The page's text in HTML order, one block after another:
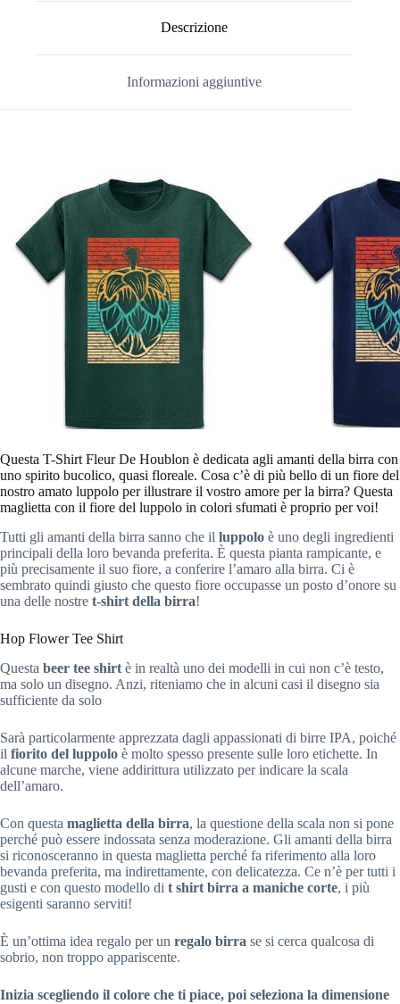
Descrizione
Informazioni aggiuntive
Questa T-Shirt Fleur De Houblon è dedicata agli amanti della birra con
uno spirito bucolico, quasi floreale. Cosa c’è di più bello di un fiore del
nostro amato luppolo per illustrare il vostro amore per la birra? Questa
maglietta con il fiore del luppolo in colori sfumati è proprio per voi!
Tutti gli amanti della birra sanno che il luppolo è uno degli ingredienti
principali della loro bevanda preferita. È questa pianta rampicante, e
più precisamente il suo fiore, a conferire l’amaro alla birra. Ci è
sembrato quindi giusto che questo fiore occupasse un posto d’onore su
una delle nostre t-shirt della birra!
Hop Flower Tee Shirt
Questa beer tee shirt è in realtà uno dei modelli in cui non c’è testo,
ma solo un disegno. Anzi, riteniamo che in alcuni casi il disegno sia
sufficiente da solo
Sarà particolarmente apprezzata dagli appassionati di birre IPA, poiché
il fiorito del luppolo è molto spesso presente sulle loro etichette. In
alcune marche, viene addirittura utilizzato per indicare la scala
dell’amaro.
Con questa maglietta della birra, la questione della scala non si pone
perché può essere indossata senza moderazione. Gli amanti della birra
si riconosceranno in questa maglietta perché fa riferimento alla loro
bevanda preferita, ma indirettamente, con delicatezza. Ce n’è per tutti i
gusti e con questo modello di t shirt birra a maniche corte, i più
esigenti saranno serviti!
È un’ottima idea regalo per un regalo birra se si cerca qualcosa di
sobrio, non troppo appariscente.
Inizia scegliendo il colore che ti piace, poi seleziona la dimensione